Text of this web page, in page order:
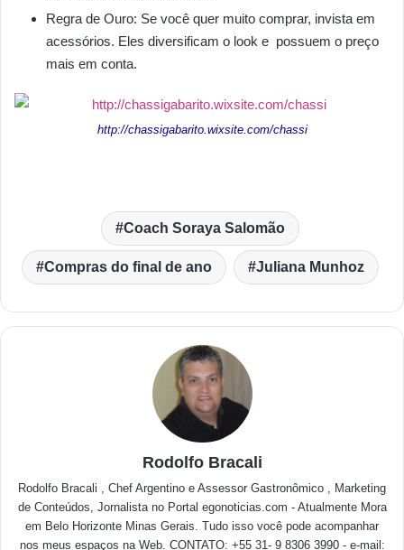
Regra de Ouro: Se você quer muito comprar, invista em
acessórios. Eles diversificam o look e possuem o preço
mais em conta.
http://chassigabarito.wixsite.com/chassi
Coach Soraya Salomão
Compras do final de ano Juliana Munhoz
Rodolfo Bracali
Rodolfo Bracali , Chef Argentino e Assessor Gastronômico , Marketing
de Conteúdos, Jornalista no Portal egonoticias.com - Atualmente Mora
em Belo Horizonte Minas Gerais. Tudo isso você pode acompanhar
nos meus espaços na Web. CONTATO: +55 31- 9 8306 3990 - e-mail: